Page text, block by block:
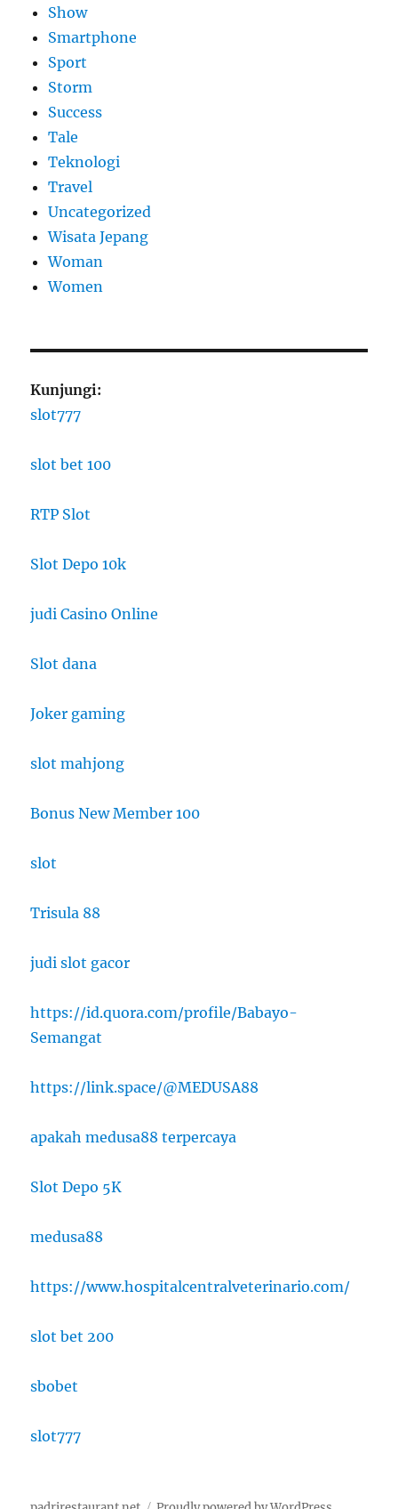
Show
Smartphone
Sport
Storm
Success
Tale
Teknologi
Travel
Uncategorized
Wisata Jepang
Woman
Women
Kunjungi:
slot777
slot bet 100
RTP Slot
Slot Depo 10k
judi Casino Online
Slot dana
Joker gaming
slot mahjong
Bonus New Member 100
slot
Trisula 88
judi slot gacor
https://id.quora.com/profile/Babayo-
Semangat
https://link.space/@MEDUSA88
apakah medusa88 terpercaya
Slot Depo 5K
medusa88
https://www.hospitalcentralveterinario.com/
slot bet 200
sbobet
slot777